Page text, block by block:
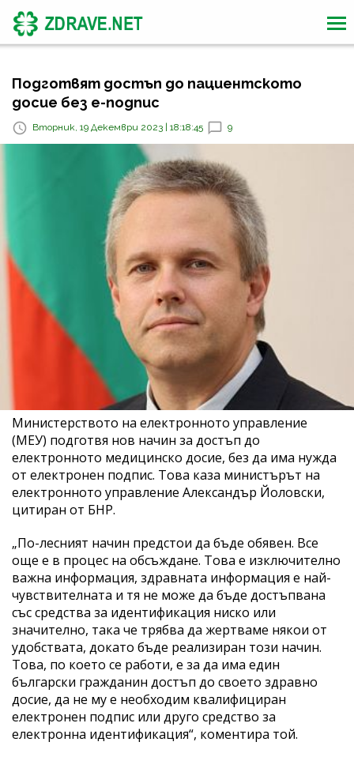
Подготвят достъп до пациентското
досие без е-подпис
Вторник, 19 Декември 2023 | 18:18:45 9
Министерството на електронното управление
(МЕУ) подготвя нов начин за достъп до
електронното медицинско досие, без да има нужда
от електронен подпис. Това каза министърът на
електронното управление Александър Йоловски,
цитиран от БНР.
„По-лесният начин предстои да бъде обявен. Все
още е в процес на обсъждане. Това е изключително
важна информация, здравната информация е най-
чувствителната и тя не може да бъде достъпвана
със средства за идентификация ниско или
значително, така че трябва да жертваме някои от
удобствата, докато бъде реализиран този начин.
Това, по което се работи, е за да има един
български гражданин достъп до своето здравно
досие, да не му е необходим квалифициран
електронен подпис или друго средство за
електронна идентификация“, коментира той.